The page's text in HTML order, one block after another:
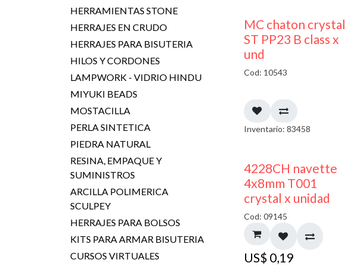
HERRAMIENTAS STONE
HERRAJES EN CRUDO
HERRAJES PARA BISUTERIA
HILOS Y CORDONES
LAMPWORK - VIDRIO HINDU
MIYUKI BEADS
MOSTACILLA
PERLA SINTETICA
PIEDRA NATURAL
RESINA, EMPAQUE Y
SUMINISTROS
ARCILLA POLIMERICA
SCULPEY
HERRAJES PARA BOLSOS
KITS PARA ARMAR BISUTERIA
CURSOS VIRTUALES
MC chaton crystal
ST PP23 B class x
und
Cod: 10543
Inventario: 83458
4228CH navette
4x8mm T001
crystal x unidad
Cod: 09145
US$ 0,19